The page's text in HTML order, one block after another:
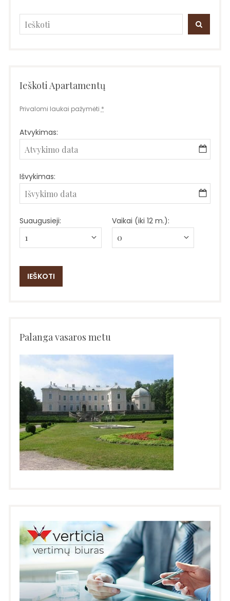
Search
for:
SEARCH
Ieškoti Apartamentų
Privalomi laukai pažymėti *
Atvykimas:
Išvykimas:
Suaugusieji: Vaikai (iki 12 m.):
Palanga vasaros metu